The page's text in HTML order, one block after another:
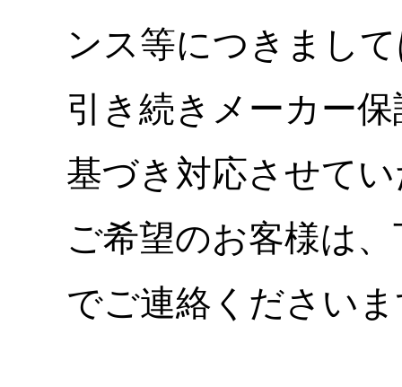
ンス等につきまし
引き続きメーカー
基づき対応させて
ご希望のお客様は
でご連絡ください